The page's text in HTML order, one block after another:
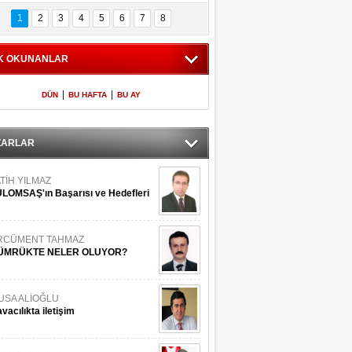
İstanbul
Adaları
600 milletvekilinin
listesi
1 2 3 4 5 6 7 8
OKUNANLAR
DÜN BU HAFTA BU AY
YILMAZ
Başarısı ve Hedefleri
TAHMAZ
NELER OLUYOR?
ALİOĞLU
iletişim